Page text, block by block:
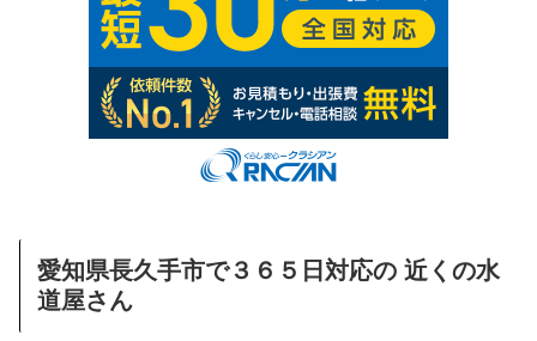
愛知県長久手市で３６５日対応の 近くの水
道屋さん